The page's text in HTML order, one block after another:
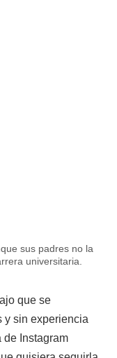
sus padres no la
universitaria.
que se
y sin experiencia
de Instagram